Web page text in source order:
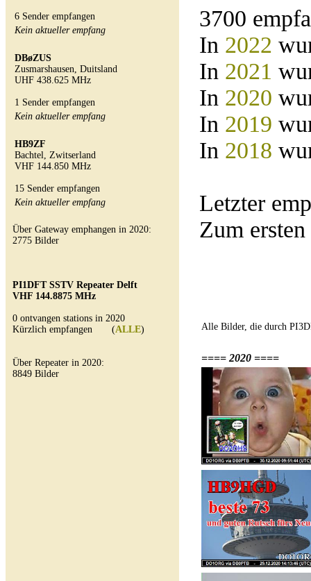
6 Sender empfangen
Kein aktueller empfang
DBøZUS
Zusmarshausen, Duitsland
UHF 438.625 MHz
1 Sender empfangen
Kein aktueller empfang
HB9ZF
Bachtel, Zwitserland
VHF 144.850 MHz
15 Sender empfangen
Kein aktueller empfang
Über Gateway emphangen in 2020:
2775 Bilder
PI1DFT SSTV Repeater Delft
VHF 144.8875 MHz
0 ontvangen stations in 2020
Kürzlich empfangen (ALLE)
Über Repeater in 2020:
8849 Bilder
3700
In 2022
In 2021
In 2020
In 2019
In 2018
Letzter
Zum
Alle Bilder, die durch
==== 2020 ====